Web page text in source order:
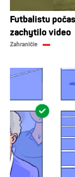
Futbalistu
zachytilo video
Zahraničie